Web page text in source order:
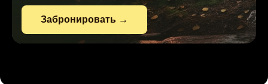
Забронировать →